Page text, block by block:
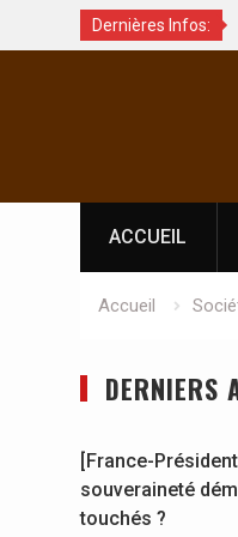
Dernières Infos:
brûlée avec son bébé
ACCUEIL
Accueil
DERNIERS
[France-
souveraineté
touchés ?